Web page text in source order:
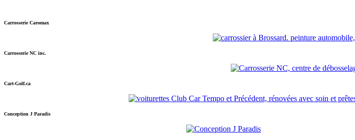
Carrosserie Caromax
Carrosserie NC inc.
Cart-Golf.ca
Conception J Paradis